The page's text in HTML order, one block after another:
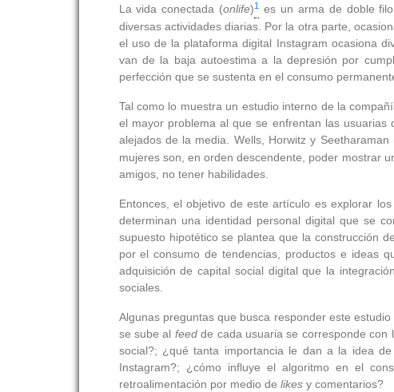
La vida conectada (onlife)1
es un arma de doble
diversas actividades diarias. Por la otra parte,
el uso de la plataforma digital Instagram ocasiona
van de la baja autoestima a la depresión por
perfección que se sustenta en el consumo
Tal como lo muestra un estudio interno de la
el mayor problema al que se enfrentan las
alejados de la media. Wells, Horwitz y Seetharaman
mujeres son, en orden descendente, poder mostrar
amigos, no tener habilidades.
Entonces, el objetivo de este artículo es explorar
determinan una identidad personal digital que se
supuesto hipotético se plantea que la construcción
por el consumo de tendencias, productos e ideas
adquisición de capital social digital que la
sociales.
Algunas preguntas que busca responder este
se sube al feedde cada usuaria se corresponde con
social?; ¿qué tanta importancia le dan a la idea
Instagram?; ¿cómo influye el algoritmo en el
retroalimentación por medio de likesy comentarios?